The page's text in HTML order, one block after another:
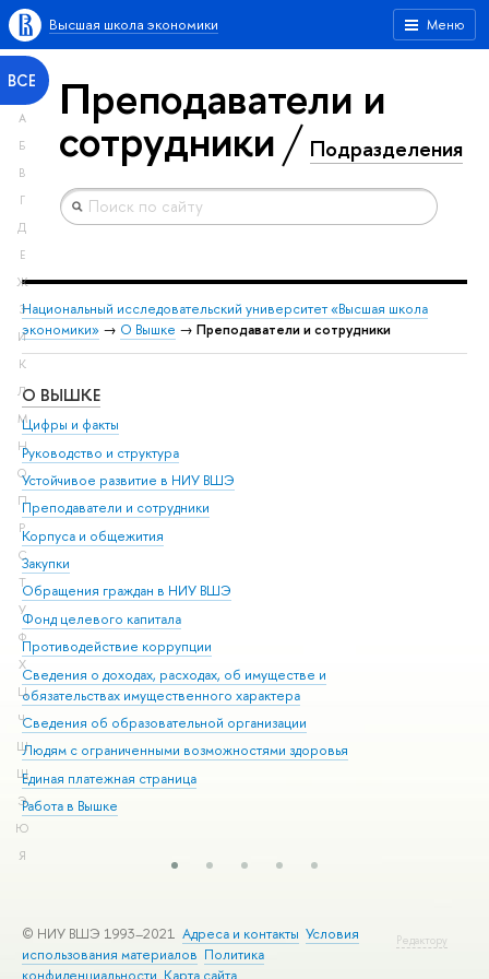
Меню
Высшая школа экономики
ВСЕ
А
Б
В
Г
Д
Е
Ж
З
И
К
Л
М
Н
О
П
Р
С
Т
У
Ф
Х
Ц
Ч
Ш
Щ
Э
Ю
Я
Преподаватели и
сотрудники Подразделения
Национальный исследовательский университет «Высшая школа
экономики» → О Вышке → Преподаватели и сотрудники
О ВЫШКЕ
Цифры и факты
Руководство и структура
Устойчивое развитие в НИУ ВШЭ
Преподаватели и сотрудники
Корпуса и общежития
Закупки
Обращения граждан в НИУ ВШЭ
Фонд целевого капитала
Противодействие коррупции
Сведения о доходах, расходах, об имуществе и
обязательствах имущественного характера
Сведения об образовательной организации
Людям с ограниченными возможностями здоровья
Единая платежная страница
Работа в Вышке
Редактору
© НИУ ВШЭ 1993–2021 Адреса и контакты Условия
использования материалов Политика
конфиденциальности Карта сайта